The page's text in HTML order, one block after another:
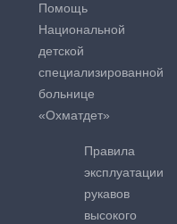
Помощь
Национальной
детской
специализированной
больнице
«Охматдет»
Правила
эксплуатации
рукавов
высокого